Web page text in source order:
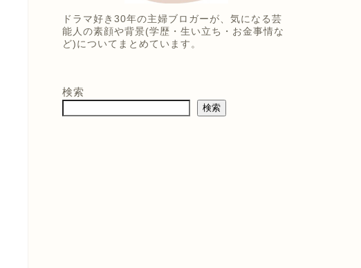
ドラマ好き30年の主婦ブロガーが、気になる芸
能人の素顔や背景(学歴・生い立ち・お金事情な
ど)についてまとめています。
検索
検索